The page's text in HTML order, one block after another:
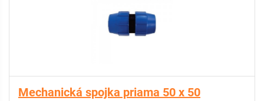
Mechanická spojka priama 50 x 50